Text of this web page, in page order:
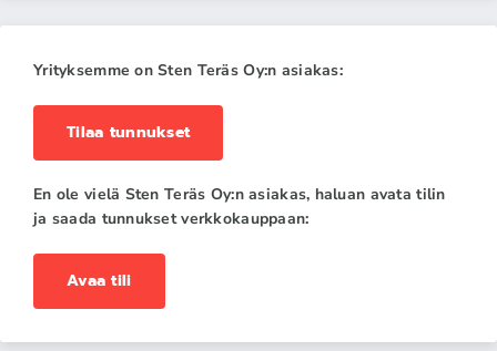
Yrityksemme on Sten Teräs Oy:n asiakas:
Tilaa tunnukset
En ole vielä Sten Teräs Oy:n asiakas, haluan avata tilin
ja saada tunnukset verkkokauppaan:
Avaa tili